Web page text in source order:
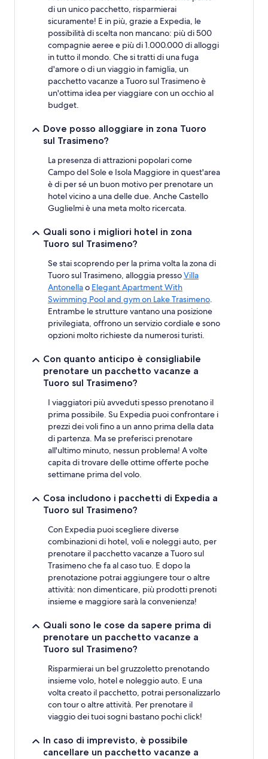
di un unico pacchetto, risparmierai
sicuramente! E in più, grazie a Expedia, le
possibilità di scelta non mancano: più di 500
compagnie aeree e più di 1.000.000 di alloggi
in tutto il mondo. Che si tratti di una fuga
d'amore o di un viaggio in famiglia, un
pacchetto vacanze a Tuoro sul Trasimeno è
un'ottima idea per viaggiare con un occhio al
budget.
Dove posso alloggiare in zona Tuoro
sul Trasimeno?
La presenza di attrazioni popolari come
Campo del Sole e Isola Maggiore in quest'area
è di per sé un buon motivo per prenotare un
hotel vicino a una delle due. Anche Castello
Guglielmi è una meta molto ricercata.
Quali sono i migliori hotel in zona
Tuoro sul Trasimeno?
Se stai scoprendo per la prima volta la zona di
Tuoro sul Trasimeno, alloggia pressoVilla
Antonellao Elegant Apartment With
Swimming Pool and gym on Lake Trasimeno.
Entrambe le strutture vantano una posizione
privilegiata, offrono un servizio cordiale e sono
opzioni molto richieste da numerosi turisti.
Con quanto anticipo è consigliabile
prenotare un pacchetto vacanze a
Tuoro sul Trasimeno?
I viaggiatori più avveduti spesso prenotano il
prima possibile. Su Expedia puoi confrontare i
prezzi dei voli fino a un anno prima della data
di partenza. Ma se preferisci prenotare
all'ultimo minuto, nessun problema! A volte
capita di trovare delle ottime offerte poche
settimane prima del volo.
Cosa includono i pacchetti di Expedia a
Tuoro sul Trasimeno?
Con Expedia puoi scegliere diverse
combinazioni di hotel, voli e noleggi auto, per
prenotare il pacchetto vacanze a Tuoro sul
Trasimeno che fa al caso tuo. E dopo la
prenotazione potrai aggiungere tour o altre
attività: non dimenticare, più prodotti prenoti
insieme e maggiore sarà la convenienza!
Quali sono le cose da sapere prima di
prenotare un pacchetto vacanze a
Tuoro sul Trasimeno?
Risparmierai un bel gruzzoletto prenotando
insieme volo, hotel e noleggio auto. E una
volta creato il pacchetto, potrai personalizzarlo
con tour o altre attività. Per prenotare il
viaggio dei tuoi sogni bastano pochi click!
In caso di imprevisto, è possibile
cancellare un pacchetto vacanze a